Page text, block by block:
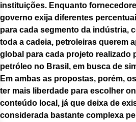
instituições. Enquanto
governo exija diferentes
para cada segmento da indústria,
toda a cadeia, petroleiras querem
global para cada projeto realizado
petróleo no Brasil, em busca de
Em ambas as propostas, porém,
ter mais liberdade para escolher
conteúdo local, já que deixa de
considerada bastante complexa